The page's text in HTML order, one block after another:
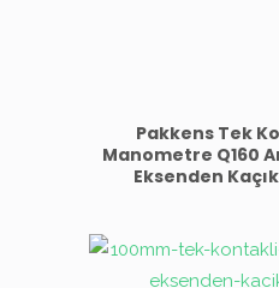
Pakkens Tek
Manometre Q160
Eksenden